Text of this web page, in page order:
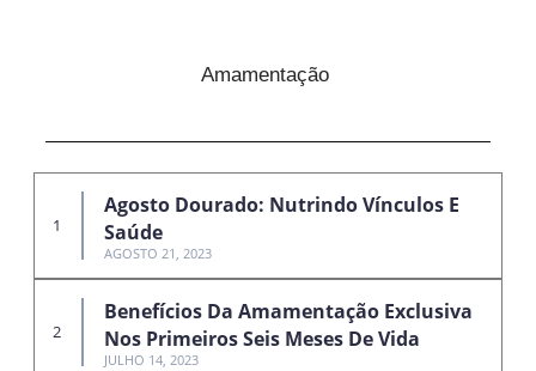
Amamentação
Agosto Dourado: Nutrindo Vínculos E
Saúde
AGOSTO 21, 2023
Benefícios Da Amamentação Exclusiva
Nos Primeiros Seis Meses De Vida
JULHO 14, 2023